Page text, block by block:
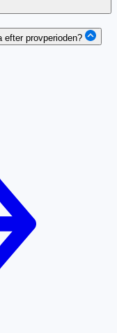
efter provperioden?